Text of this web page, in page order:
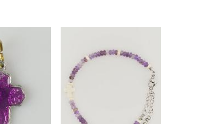
Bonbons Pastilles Menthe à l'Eau de Lourdes - 130g